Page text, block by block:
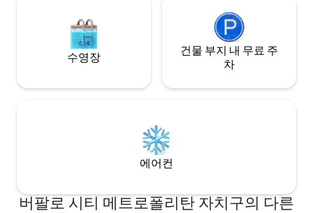
수영장
건물 부지 내 무료 주
차
에어컨
버팔로 시티 메트로폴리탄 자치구의 다른